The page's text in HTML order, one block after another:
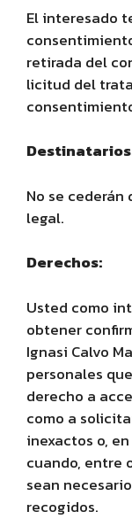
El interesado
retirada del
licitud del
No se
legal.
Derechos:
Usted como
obtener
Ignasi Calvo
personales
derecho a
como a
inexactos o,
cuando, entre
sean
recogidos.